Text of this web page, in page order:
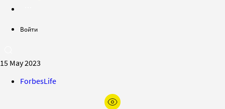
Войти
15 May 2023
ForbesLife